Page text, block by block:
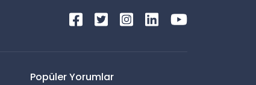
Popüler Yorumlar